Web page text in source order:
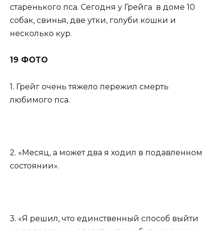
старенького пса. Сегодня у Грейга в доме 10
собак, свинья, две утки, голуби кошки и
несколько кур.
19 ФОТО
1. Грейг очень тяжело пережил смерть
любимого пса.
2. «Месяц, а может два я ходил в подавленном
состоянии».
3. «Я решил, что единственный способ выйти